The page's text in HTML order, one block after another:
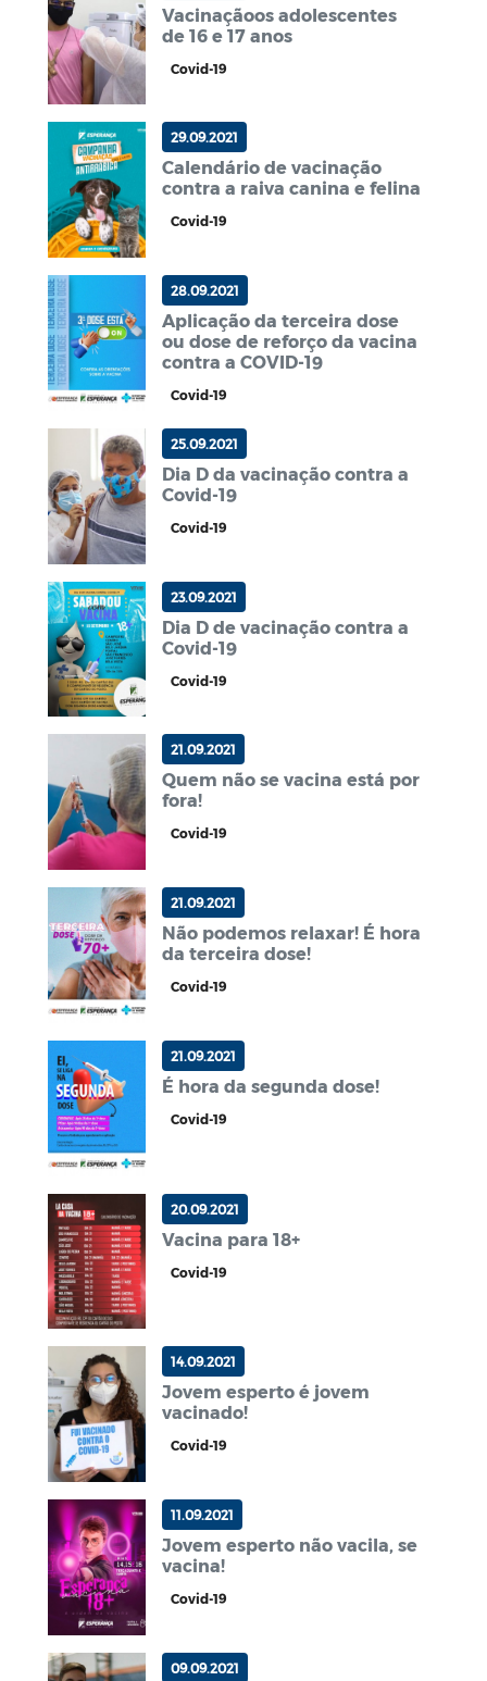
Vacinaçãoos adolescentes
de 16 e 17 anos
Covid-19
29.09.2021
Calendário de vacinação
contra a raiva canina e felina
Covid-19
28.09.2021
Aplicação da terceira dose
ou dose de reforço da vacina
contra a COVID-19
Covid-19
25.09.2021
Dia D da vacinação contra a
Covid-19
Covid-19
23.09.2021
Dia D de vacinação contra a
Covid-19
Covid-19
21.09.2021
Quem não se vacina está por
fora!
Covid-19
21.09.2021
Não podemos relaxar! É hora
da terceira dose!
Covid-19
21.09.2021
É hora da segunda dose!
Covid-19
20.09.2021
Vacina para 18+
Covid-19
14.09.2021
Jovem esperto é jovem
vacinado!
Covid-19
11.09.2021
Jovem esperto não vacila, se
vacina!
Covid-19
09.09.2021